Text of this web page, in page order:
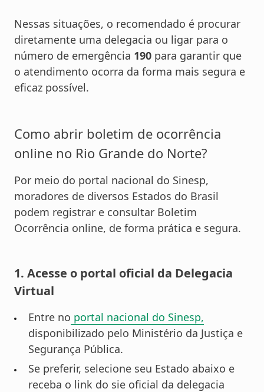
Nessas situações, o recomendado é procurar
diretamente uma delegacia ou ligar para o
número de emergência 190 para garantir que
o atendimento ocorra da forma mais segura e
eficaz possível.
Como abrir boletim de ocorrência
online no Rio Grande do Norte?
Por meio do portal nacional do Sinesp,
moradores de diversos Estados do Brasil
podem registrar e consultar Boletim
Ocorrência online, de forma prática e segura.
1. Acesse o portal oficial da Delegacia
Virtual
Entre no portal nacional do Sinesp,
disponibilizado pelo Ministério da Justiça e
Segurança Pública.
Se preferir, selecione seu Estado abaixo e
receba o link do sie oficial da delegacia